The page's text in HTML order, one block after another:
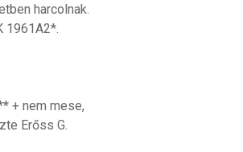
harcolnak.
1961A2*.
+ nem mese,
Erőss G.